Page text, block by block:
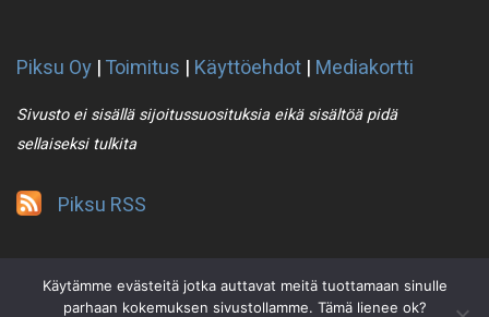
Piksu Oy |Toimitus | Käyttöehdot | Mediakortti
Sivusto ei sisällä sijoitussuosituksia eikä sisältöä pidä
sellaiseksi tulkita
Piksu RSS
Käytämme evästeitä jotka auttavat meitä tuottamaan sinulle
parhaan kokemuksen sivustollamme. Tämä lienee ok?